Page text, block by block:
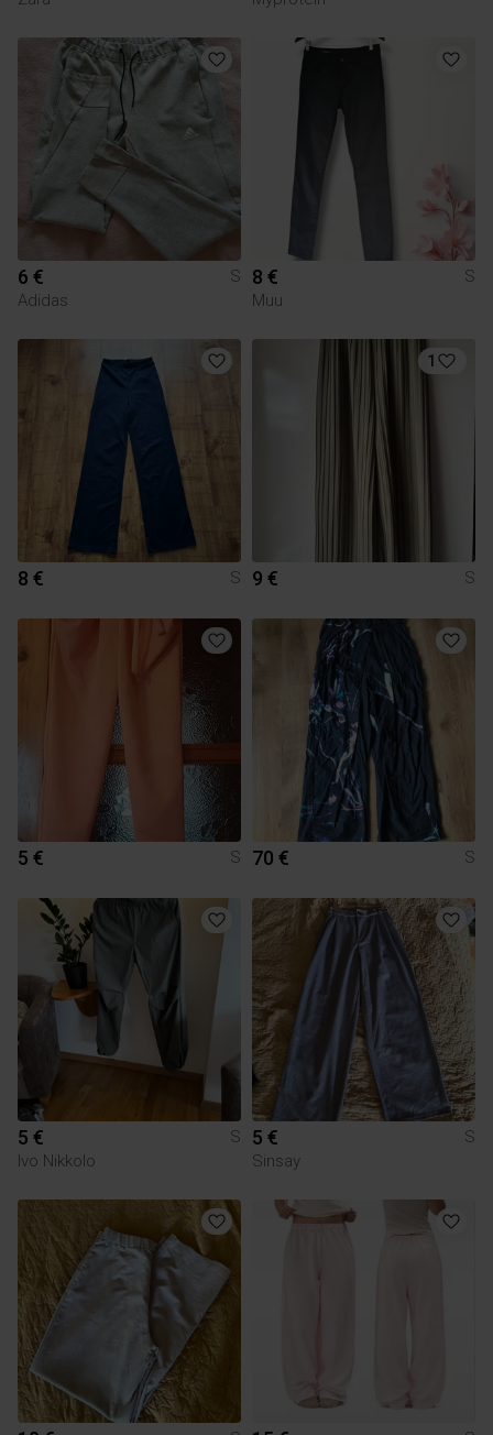
6 €
S
Adidas
8 €
S
Muu
8 € S
1
9 € S
5 € S 70 € S
5 €
S
Ivo Nikkolo
5 €
S
Sinsay